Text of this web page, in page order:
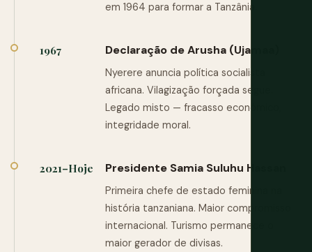
em 1964 para formar a Tanzânia.
1967 Declaração de Arusha (Ujamaa)
Nyerere anuncia política socialista
africana. Vilagização forçada segue.
Legado misto — fracasso económico,
integridade moral.
2021–Hoje Presidente Samia Suluhu Hassan
Primeira chefe de estado feminina na
história tanzaniana. Maior compromisso
internacional. Turismo permanece o
maior gerador de divisas.